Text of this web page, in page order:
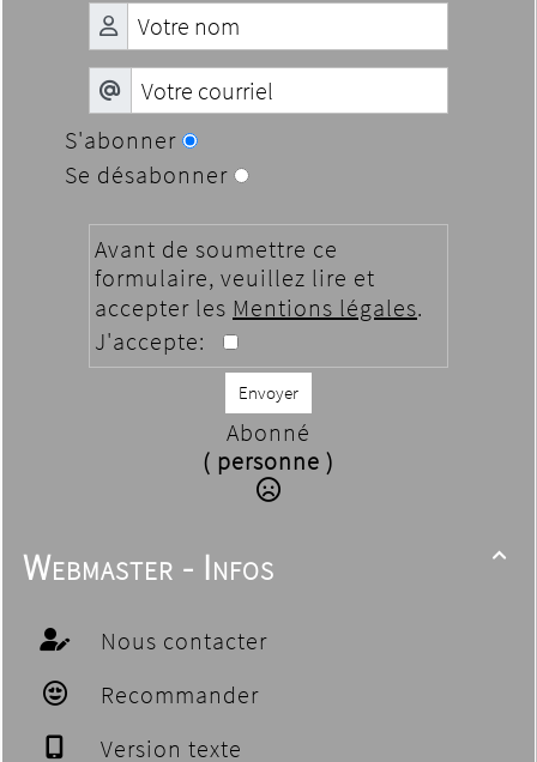
S'abonner
Se désabonner
Avant de soumettre ce
formulaire, veuillez lire et
accepter les Mentions légales.
J'accepte:
Envoyer
Abonné
( personne )

Webmaster - Infos
Nous contacter
Recommander
Version texte